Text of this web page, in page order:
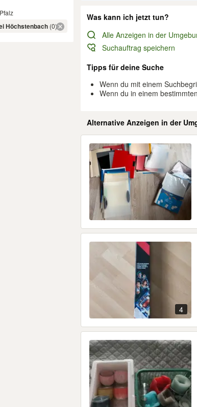
Höchstenbach (0)
Was kann ich jetzt tun?
Alle Anzeigen in der
Suchauftrag speichern
Tipps für deine Suche
Wenn du mit einem
Wenn du in einem
Alternative Anzeigen in der
4